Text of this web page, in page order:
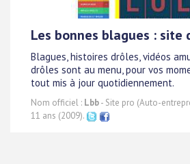
Les bonnes blagues : site
Blagues, histoires drôles, vidéos
drôles sont au menu, pour vos
tout mis à jour quotidiennement.
Nom officiel : Lbb- Site pro (Auto-
11 ans (2009).